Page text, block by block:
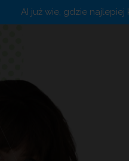
AI już wie, gdzie